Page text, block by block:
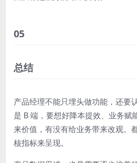
05
总结
产品经理不能只埋头做功能，还要
是 B 端，要想好降本提效、业务赋
来价值，有没有给业务带来改观。
核指标来呈现。